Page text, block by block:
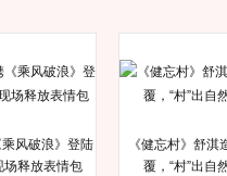
风破浪》登陆
场释放表情包
《健忘村》舒淇
覆，“村”出自